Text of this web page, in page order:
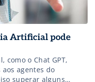
Artificial pode
como o Chat GPT,
agentes do
superar alguns